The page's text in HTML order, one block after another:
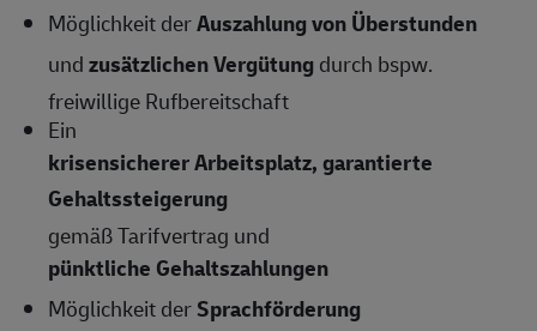
Möglichkeit derAuszahlung von Überstunden
undzusätzlichen Vergütungdurch bspw.
freiwillige Rufbereitschaft
Ein
krisensicherer Arbeitsplatz, garantierte
Gehaltssteigerung
gemäß Tarifvertrag und
pünktliche Gehaltszahlungen
Möglichkeit derSprachförderung